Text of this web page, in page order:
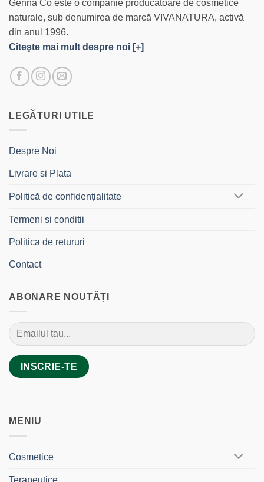
Genna Co este o companie producătoare de cosmetice
naturale, sub denumirea de marcă VIVANATURA, activă
din anul 1996.
Citeşte mai mult despre noi [+]
LEGĂTURI UTILE
Despre Noi
Livrare si Plata
Politică de confidențialitate
Termeni si conditii
Politica de retururi
Contact
ABONARE NOUTĂȚI
MENIU
Cosmetice